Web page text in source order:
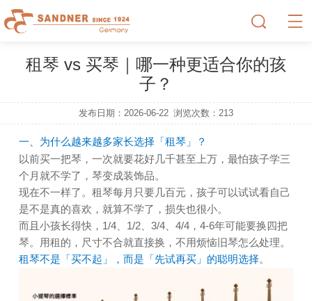
租琴 vs 买琴｜哪一种更适合你的孩
子？
发布日期：2026-06-22 浏览次数：213
一、为什么越来越多家长选择「租琴」？
以前买一把琴，一次就要花好几千甚至上万，最怕孩子学三
个月就不学了，琴变成装饰品。
现在不一样了。租琴每月只要几百元，孩子可以试试看自己
是不是真的喜欢，就算不学了，损失也很小。
而且小孩长得快，1/4、1/2、3/4、4/4，4-6年可能要换四把
琴。用租的，尺寸不合就直接换，不用烦恼旧琴怎么处理。
租琴不是「买不起」，而是「先试再买」的聪明选择。